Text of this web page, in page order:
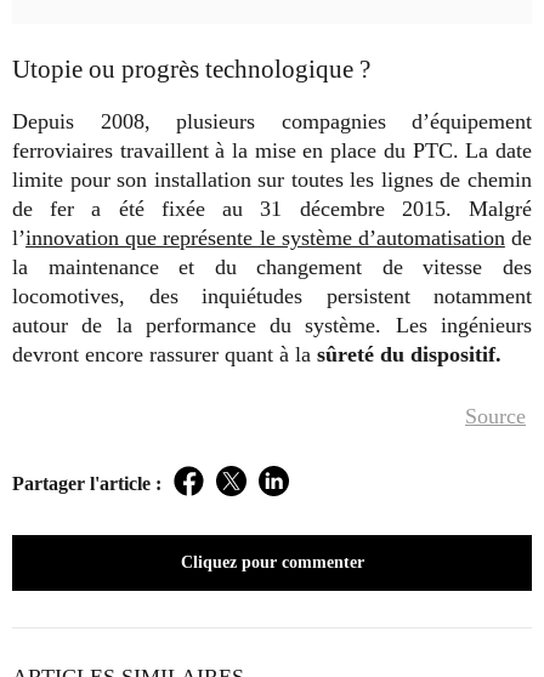
Utopie ou progrès technologique ?
Depuis 2008, plusieurs compagnies d’équipement
ferroviaires travaillent à la mise en place du PTC. La date
limite pour son installation sur toutes les lignes de chemin
de fer a été fixée au 31 décembre 2015. Malgré
l’innovation que représente le système d’automatisationde
la maintenance et du changement de vitesse des
locomotives, des inquiétudes persistent notamment
autour de la performance du système. Les ingénieurs
devront encore rassurer quant à la sûreté du dispositif.
Source
Partager l'article : Facebook
TwitterLinkedIn
Cliquez pour commenter